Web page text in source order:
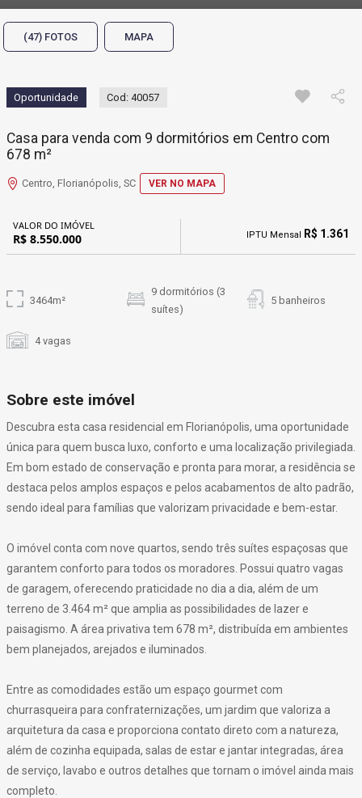
(47) FOTOS MAPA
Oportunidade Cod: 40057
Casa para venda com 9 dormitórios em Centro com
678 m²
Centro, Florianópolis, SC VER NO MAPA
VALOR DO IMÓVEL
R$ 8.550.000 IPTU Mensal R$ 1.361
3464m²
9 dormitórios (3
suítes)
5 banheiros
4 vagas
Sobre este imóvel
Descubra esta casa residencial em Florianópolis, uma oportunidade
única para quem busca luxo, conforto e uma localização privilegiada.
Em bom estado de conservação e pronta para morar, a residência se
destaca pelos amplos espaços e pelos acabamentos de alto padrão,
sendo ideal para famílias que valorizam privacidade e bem-estar.
O imóvel conta com nove quartos, sendo três suítes espaçosas que
garantem conforto para todos os moradores. Possui quatro vagas
de garagem, oferecendo praticidade no dia a dia, além de um
terreno de 3.464 m² que amplia as possibilidades de lazer e
paisagismo. A área privativa tem 678 m², distribuída em ambientes
bem planejados, arejados e iluminados.
Entre as comodidades estão um espaço gourmet com
churrasqueira para confraternizações, um jardim que valoriza a
arquitetura da casa e proporciona contato direto com a natureza,
além de cozinha equipada, salas de estar e jantar integradas, área
de serviço, lavabo e outros detalhes que tornam o imóvel ainda mais
completo.